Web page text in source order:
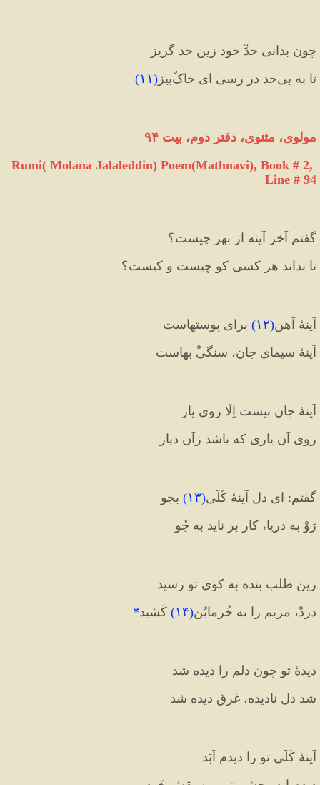
چون بدانی حدِّ خود زین حد گُریز
تا به بی‌حد در رسی ای خاکْ‌بیز
(۱۱)
مولوی، مثنوی، دفتر دوم، بیت ۹۴
Rumi( Molana Jalaleddin) Poem(Mathnavi), Book # 2,
Line # 94
گفتم آخر آینه از بهرِ چیست؟
تا بداند هر کسی کو چیست و کیست؟
آینهٔ آهن(۱۲) برای پوستهاست
آینهٔ سیمایِ جان، سنگی‌ْ بهاست
آینهٔ جان نیست اِلّا رویِ یار
رویِ آن یاری که باشد زآن دیار
گفتم: ای دل آینهٔ کُلّی(۱۳) بجو
رَوْ به دریا، کار بر ناید به جُو
زین طلب بنده به کویِ تو رسید
دردْ، مریم را به خُرمابُن(۱۴) کَشید*
دیدهٔ تو چون دلم را دیده شد
شد دلِ نادیده، غرقِ دیده شد
آینهٔ کُلّی تو را دیدم اَبَد